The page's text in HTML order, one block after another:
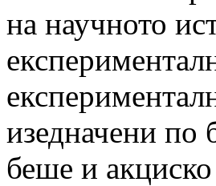
на научното
изедначени по
беше и